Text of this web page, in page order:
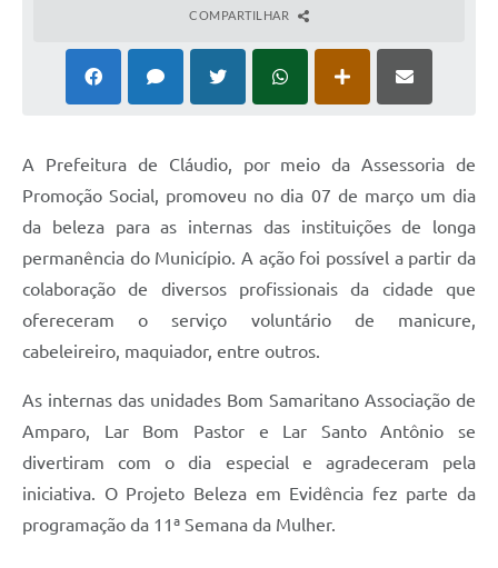
COMPARTILHAR
A Prefeitura de Cláudio, por meio da Assessoria de
Promoção Social, promoveu no dia 07 de março um dia
da beleza para as internas das instituições de longa
permanência do Município. A ação foi possível a partir da
colaboração de diversos profissionais da cidade que
ofereceram o serviço voluntário de manicure,
cabeleireiro, maquiador, entre outros.
As internas das unidades Bom Samaritano Associação de
Amparo, Lar Bom Pastor e Lar Santo Antônio se
divertiram com o dia especial e agradeceram pela
iniciativa. O Projeto Beleza em Evidência fez parte da
programação da 11ª Semana da Mulher.